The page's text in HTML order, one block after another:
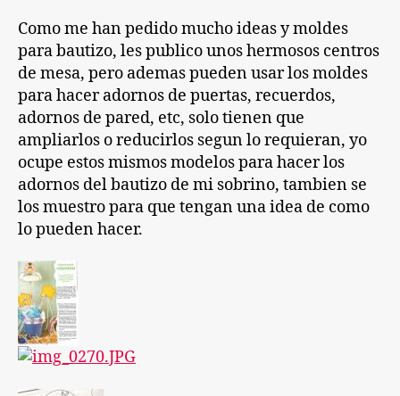
Como me han pedido mucho ideas y moldes
para bautizo, les publico unos hermosos centros
de mesa, pero ademas pueden usar los moldes
para hacer adornos de puertas, recuerdos,
adornos de pared, etc, solo tienen que
ampliarlos o reducirlos segun lo requieran, yo
ocupe estos mismos modelos para hacer los
adornos del bautizo de mi sobrino, tambien se
los muestro para que tengan una idea de como
lo pueden hacer.